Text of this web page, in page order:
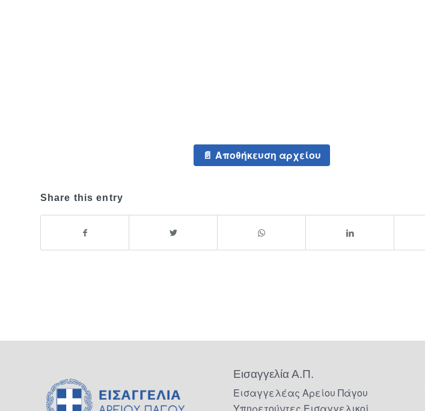
Αποθήκευση αρχείου
Share this entry
Εισαγγελία Α.Π.
Εισαγγελέας Αρείου Πάγου
Υπηρετούντες Εισαγγελικοί